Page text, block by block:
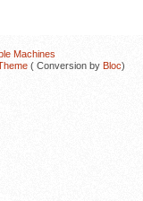
Machines
( Conversion by Bloc)